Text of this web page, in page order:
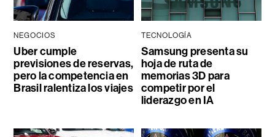
NEGOCIOS
Uber cumple
previsiones de reservas,
pero la competencia en
Brasil ralentiza los viajes
TECNOLOGÍA
Samsung presenta su
hoja de ruta de
memorias 3D para
competir por el
liderazgo en IA